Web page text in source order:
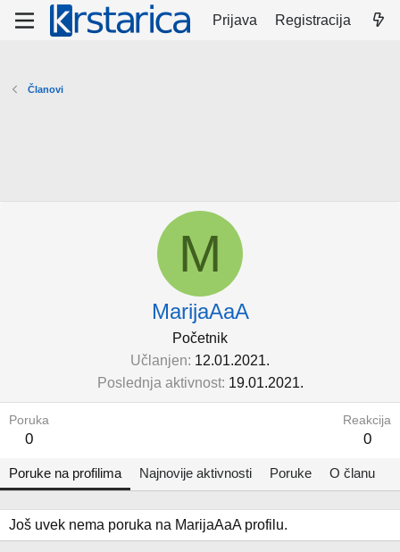
Prijava Registracija
Članovi
M
MarijaAaA
Početnik
Učlanjen 12.01.2021.
Poslednja aktivnost 19.01.2021.
Poruka
0
Reakcija
0
Poruke na profilima Najnovije aktivnosti Poruke O članu
Još uvek nema poruka na MarijaAaA profilu.